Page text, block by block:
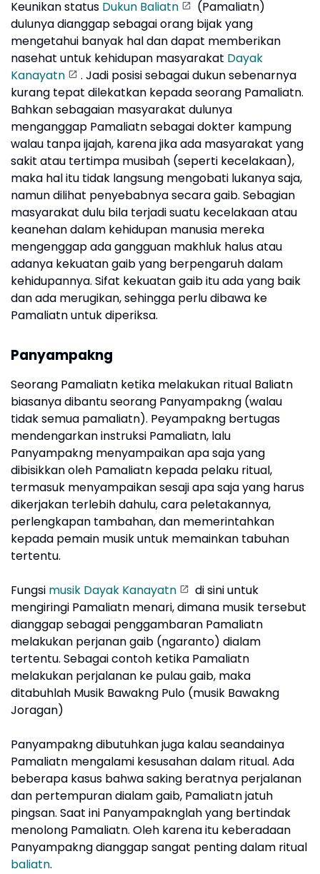
Keunikan status Dukun Baliatn
(Pamaliatn)
dulunya dianggap sebagai orang bijak yang
mengetahui banyak hal dan dapat memberikan
nasehat untuk kehidupan masyarakat Dayak
Kanayatn
. Jadi posisi sebagai dukun sebenarnya
kurang tepat dilekatkan kepada seorang Pamaliatn.
Bahkan sebagaian masyarakat dulunya
menganggap Pamaliatn sebagai dokter kampung
walau tanpa ijajah, karena jika ada masyarakat yang
sakit atau tertimpa musibah (seperti kecelakaan),
maka hal itu tidak langsung mengobati lukanya saja,
namun dilihat penyebabnya secara gaib. Sebagian
masyarakat dulu bila terjadi suatu kecelakaan atau
keanehan dalam kehidupan manusia mereka
mengenggap ada gangguan makhluk halus atau
adanya kekuatan gaib yang berpengaruh dalam
kehidupannya. Sifat kekuatan gaib itu ada yang baik
dan ada merugikan, sehingga perlu dibawa ke
Pamaliatn untuk diperiksa.
Panyampakng
Seorang Pamaliatn ketika melakukan ritual Baliatn
biasanya dibantu seorang Panyampakng (walau
tidak semua pamaliatn). Peyampakng bertugas
mendengarkan instruksi Pamaliatn, lalu
Panyampakng menyampaikan apa saja yang
dibisikkan oleh Pamaliatn kepada pelaku ritual,
termasuk menyampaikan sesaji apa saja yang harus
dikerjakan terlebih dahulu, cara peletakannya,
perlengkapan tambahan, dan memerintahkan
kepada pemain musik untuk memainkan tabuhan
tertentu.
Fungsi musik Dayak Kanayatn
di sini untuk
mengiringi Pamaliatn menari, dimana musik tersebut
dianggap sebagai penggambaran Pamaliatn
melakukan perjanan gaib (ngaranto) dialam
tertentu. Sebagai contoh ketika Pamaliatn
melakukan perjalanan ke pulau gaib, maka
ditabuhlah Musik Bawakng Pulo (musik Bawakng
Joragan)
Panyampakng dibutuhkan juga kalau seandainya
Pamaliatn mengalami kesusahan dalam ritual. Ada
beberapa kasus bahwa saking beratnya perjalanan
dan pertempuran dialam gaib, Pamaliatn jatuh
pingsan. Saat ini Panyampaknglah yang bertindak
menolong Pamaliatn. Oleh karena itu keberadaan
Panyampakng dianggap sangat penting dalam ritual
baliatn.